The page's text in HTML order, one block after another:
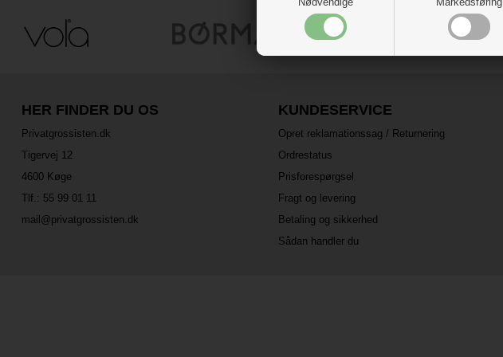
HER FINDER DU OS
Privatgrossisten.dk
Tigervej 12
4600 Køge
Tlf.: 55 99 01 11
mail@privatgrossisten.dk
KUNDESERVICE
Opret reklamationssag / Returnering
Ordrestatus
Prisforespørgsel
Fragt og levering
Betaling og sikkerhed
Sådan handler du